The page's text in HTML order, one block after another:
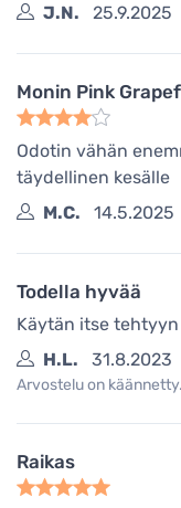
J.N.
25.9.2025
Monin Pink
Odotin vähän
täydellinen kesälle
M.C.
14.5.2025
Todella hyvää
Käytän itse
H.L.
31.8.2023
Arvostelu on
Raikas